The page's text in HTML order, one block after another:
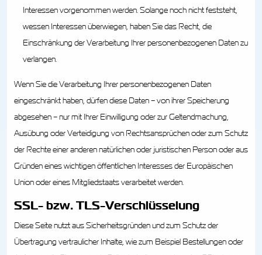
Interessen vorgenommen werden. Solange noch nicht feststeht,
wessen Interessen überwiegen, haben Sie das Recht, die
Einschränkung der Verarbeitung Ihrer personenbezogenen Daten zu
verlangen.
Wenn Sie die Verarbeitung Ihrer personenbezogenen Daten
eingeschränkt haben, dürfen diese Daten – von ihrer Speicherung
abgesehen – nur mit Ihrer Einwilligung oder zur Geltendmachung,
Ausübung oder Verteidigung von Rechtsansprüchen oder zum Schutz
der Rechte einer anderen natürlichen oder juristischen Person oder aus
Gründen eines wichtigen öffentlichen Interesses der Europäischen
Union oder eines Mitgliedstaats verarbeitet werden.
SSL- bzw. TLS-Verschlüsselung
Diese Seite nutzt aus Sicherheitsgründen und zum Schutz der
Übertragung vertraulicher Inhalte, wie zum Beispiel Bestellungen oder